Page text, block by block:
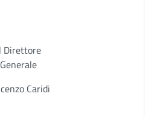
Direttore
Generale
Caridi